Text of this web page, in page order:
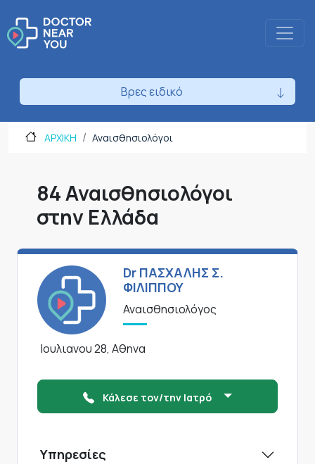
Βρες ειδικό
ΑΡΧΙΚΗ Αναισθησιολόγοι
84 Αναισθησιολόγοι
στην Ελλάδα
Dr ΠΑΣΧΑΛΗΣ Σ.
ΦΙΛΙΠΠΟΥ
Αναισθησιολόγος
Ιουλιανου 28, Αθηνα
Κάλεσε τον/την Ιατρό
Υπηρεσίες